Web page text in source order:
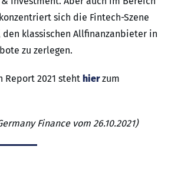
sich die Fintech-Szene
den klassischen Allfinanzanbieter in
zu zerlegen.
Report 2021 steht hierzum
Finance vom 26.10.2021)